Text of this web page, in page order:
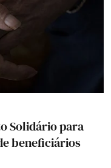
Solidário para
beneficiários